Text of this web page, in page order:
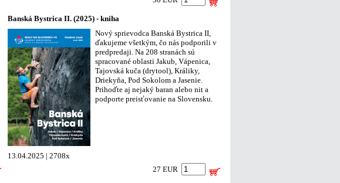
Banská Bystrica II. (2025) - kniha
Nový sprievodca Banská Bystrica II,
ďakujeme všetkým, čo nás podporili v
predpredaji. Na 208 stranách sú
spracované oblasti Jakub, Vápenica,
Tajovská kuča (drytool), Králiky,
Driekyňa, Pod Sokolom a Jasenie.
Prihoďte aj nejaký baran alebo nit a
podporte preisťovanie na Slovensku.
13.04.2025 | 2708x
27 EUR